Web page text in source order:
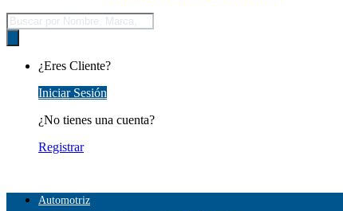
Búsqueda
de
productos
¿Eres Cliente?
Iniciar Sesión
¿No tienes una cuenta?
Registrar
Automotriz